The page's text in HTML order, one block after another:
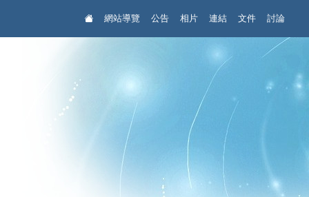
網站導覽 公告 相片 連結 文件 討論